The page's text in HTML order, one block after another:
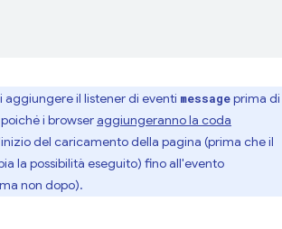
aggiungere il listener di eventi messageprima di
poiché i browseraggiungeranno la coda
del caricamento della pagina (prima che il
la possibilità eseguito) fino all'evento
non dopo).